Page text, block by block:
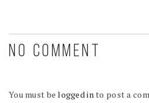
NO COMMENT
You must belogged into post a